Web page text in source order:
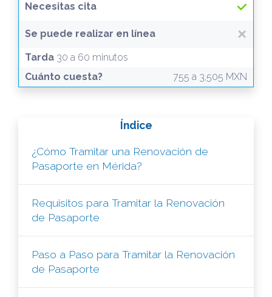
Necesitas cita
Se puede realizar en línea
Tarda 30 a 60 minutos
Cuánto cuesta?
755 a 3,505 MXN
Índice
¿Cómo Tramitar una Renovación de
Pasaporte en Mérida?
Requisitos para Tramitar la Renovación
de Pasaporte
Paso a Paso para Tramitar la Renovación
de Pasaporte